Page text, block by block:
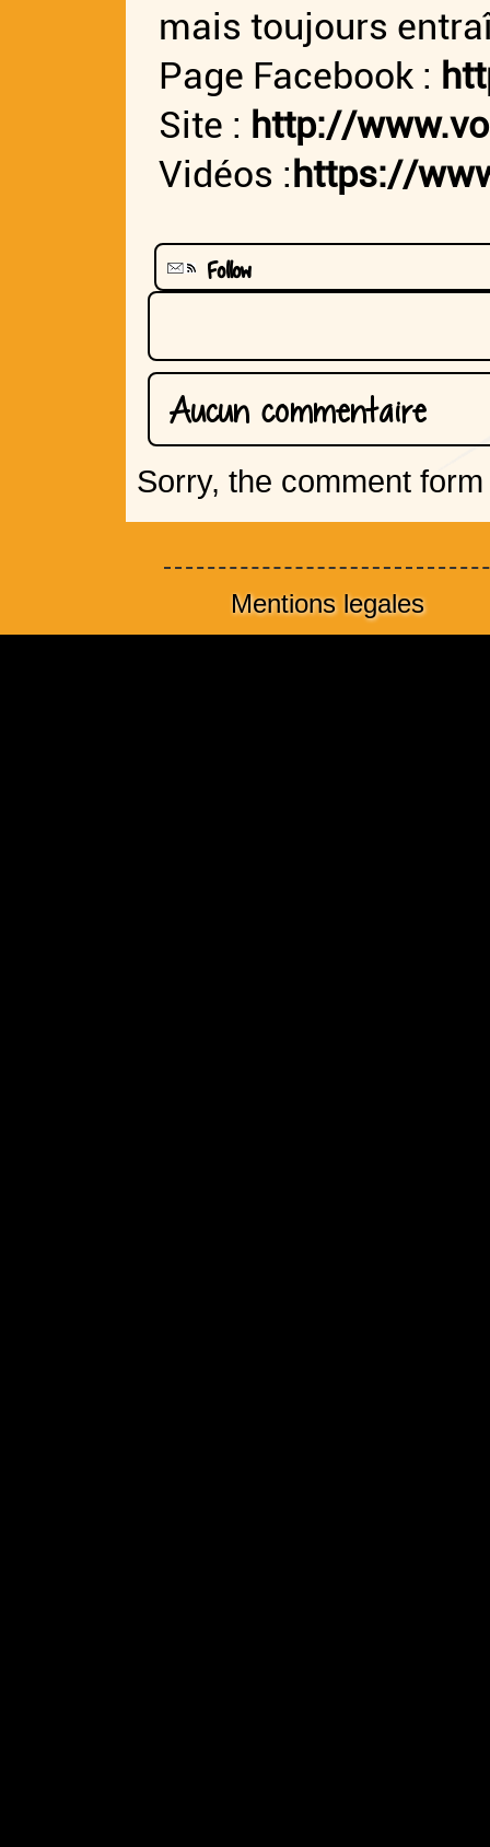
mais toujours
Page Facebook :
Site : http://
Vidéos : https://
Follow
Aucun commentaire
Sorry, the comment
Mentions legales